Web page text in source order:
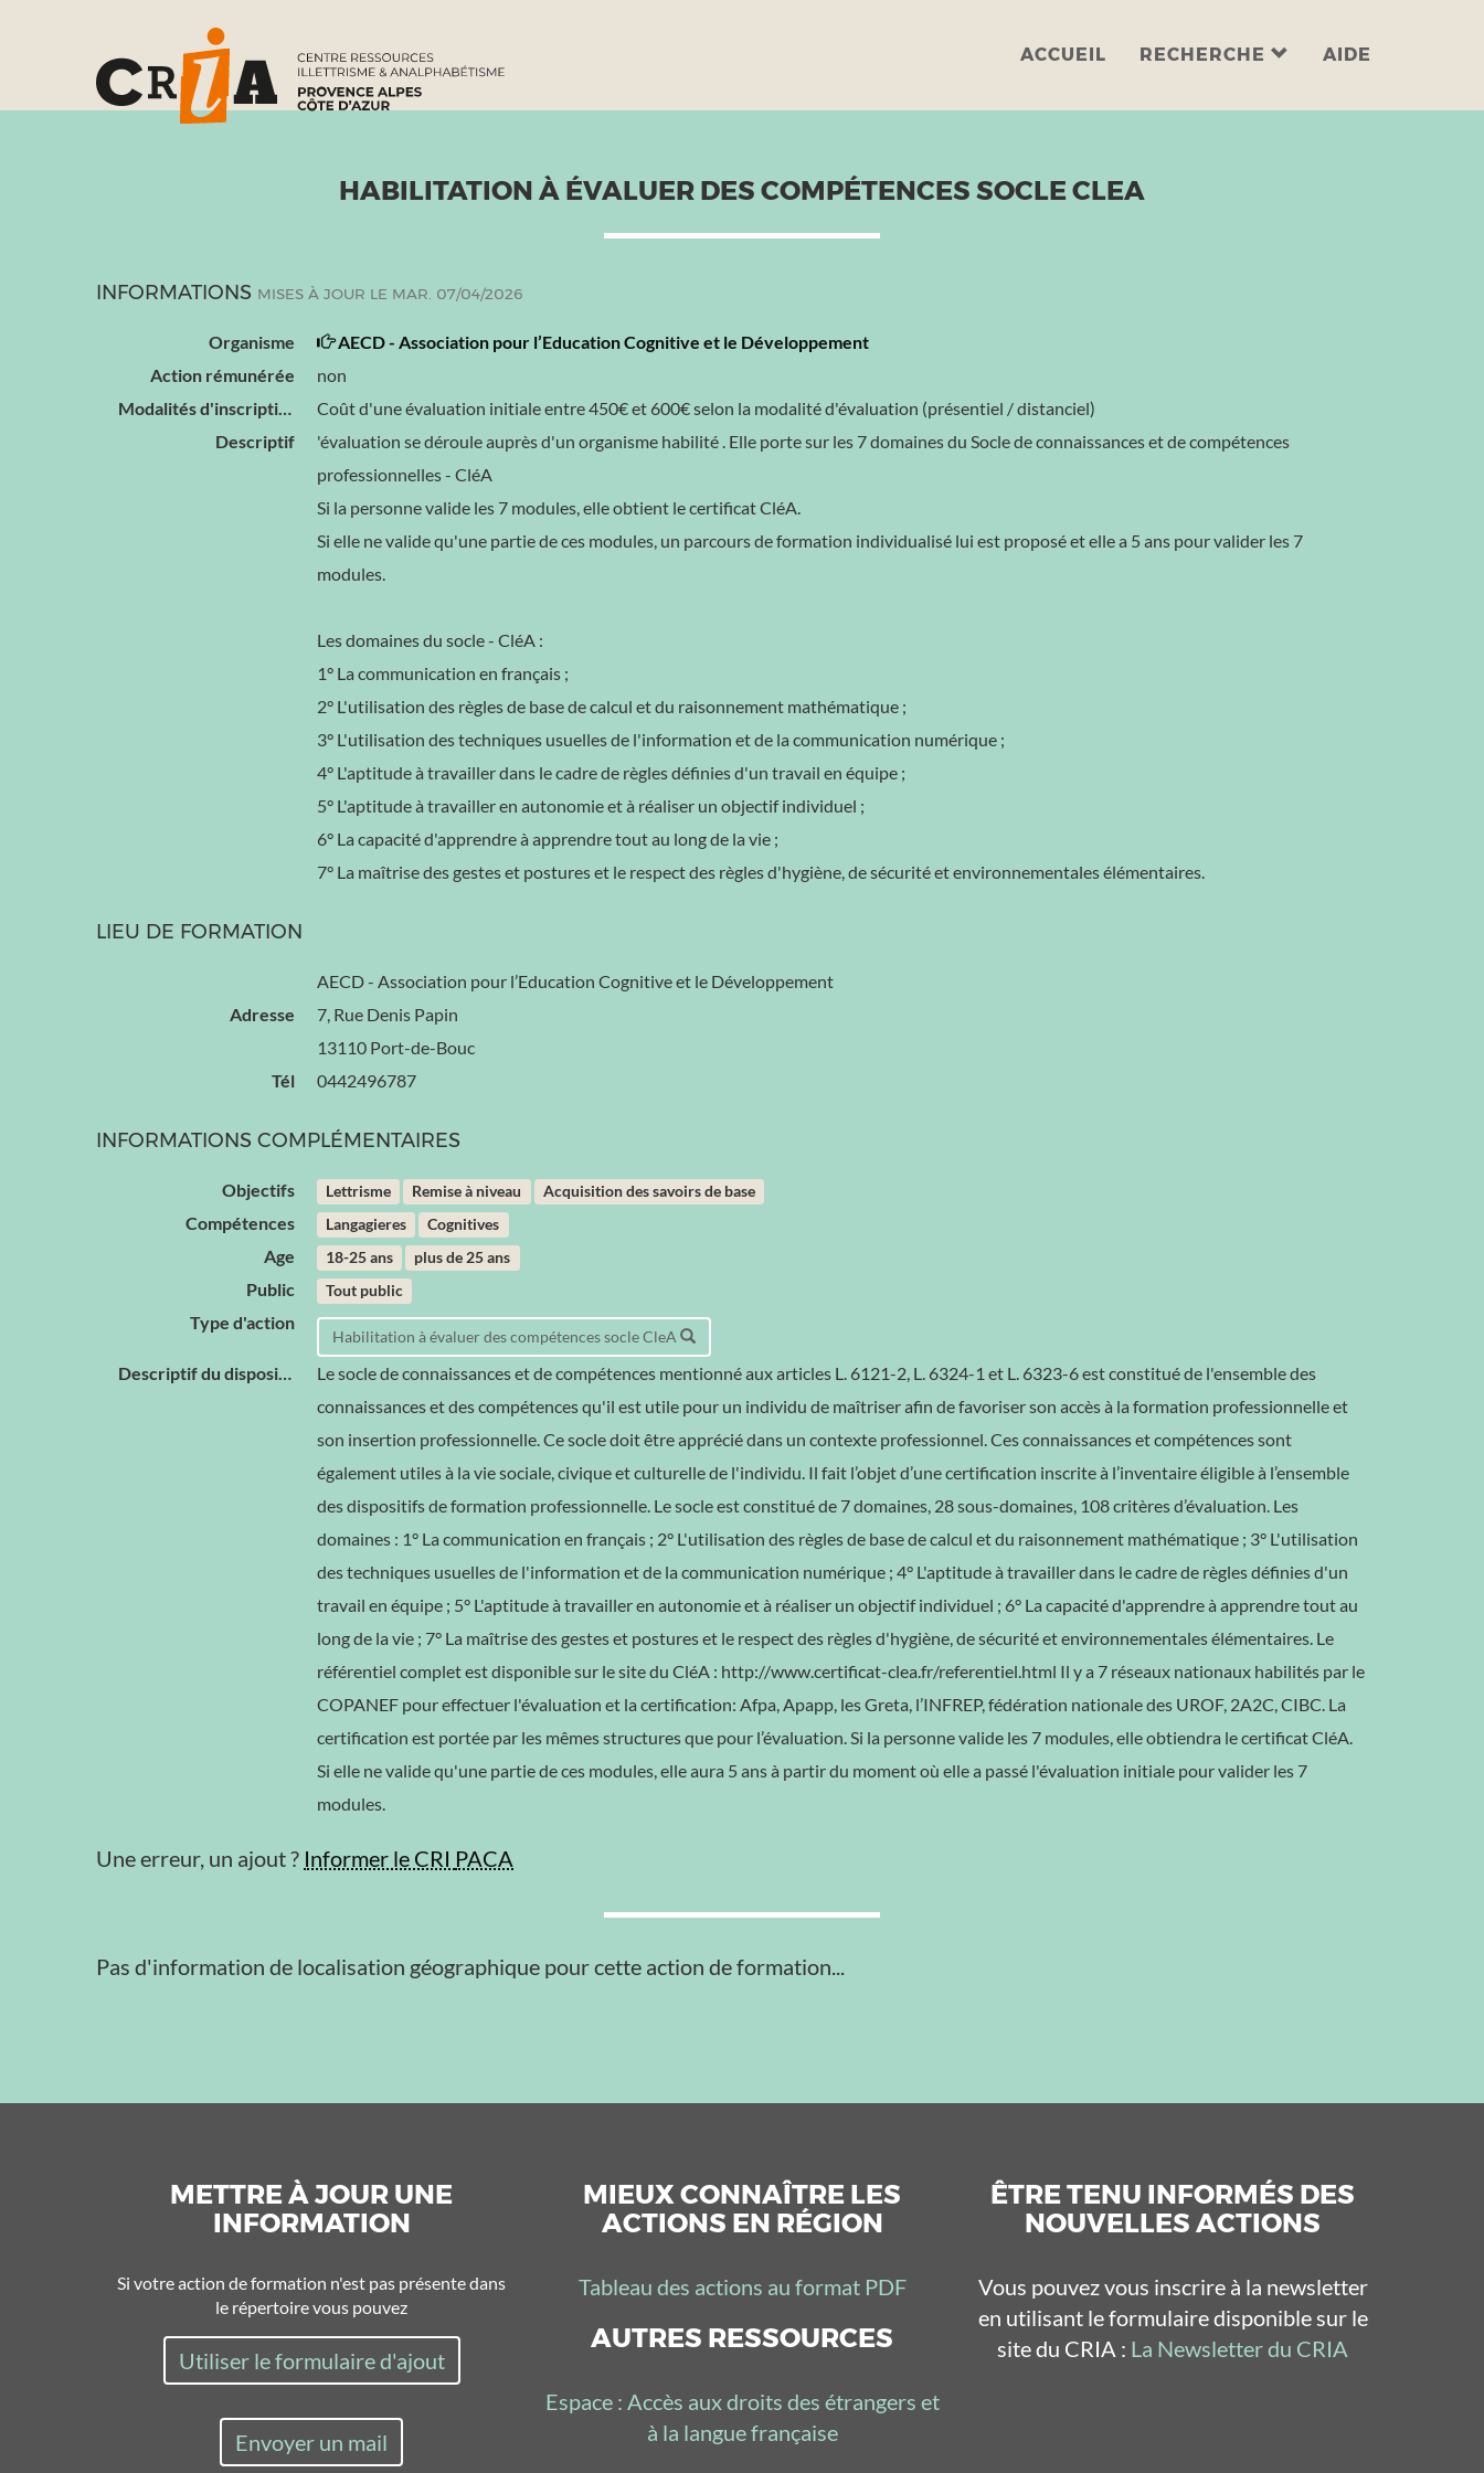
ACCUEIL RECHERCHE AIDE
HABILITATION À ÉVALUER DES COMPÉTENCES SOCLE CLEA
INFORMATIONS MISES À JOUR LE MAR. 07/04/2026
Organisme
AECD - Association pour l’Education Cognitive et le Développement
Action rémunérée
non
Modalités d'inscription
Coût d'une évaluation initiale entre 450€ et 600€ selon la modalité d'évaluation (présentiel / distanciel)
Descriptif
'évaluation se déroule auprès d'un organisme habilité . Elle porte sur les 7 domaines du Socle de connaissances et de compétences
professionnelles - CléA
Si la personne valide les 7 modules, elle obtient le certificat CléA.
Si elle ne valide qu'une partie de ces modules, un parcours de formation individualisé lui est proposé et elle a 5 ans pour valider les 7
modules.
Les domaines du socle - CléA :
1° La communication en français ;
2° L'utilisation des règles de base de calcul et du raisonnement mathématique ;
3° L'utilisation des techniques usuelles de l'information et de la communication numérique ;
4° L'aptitude à travailler dans le cadre de règles définies d'un travail en équipe ;
5° L'aptitude à travailler en autonomie et à réaliser un objectif individuel ;
6° La capacité d'apprendre à apprendre tout au long de la vie ;
7° La maîtrise des gestes et postures et le respect des règles d'hygiène, de sécurité et environnementales élémentaires.
LIEU DE FORMATION
AECD - Association pour l’Education Cognitive et le Développement
Adresse
7, Rue Denis Papin
13110 Port-de-Bouc
Tél
0442496787
INFORMATIONS COMPLÉMENTAIRES
Objectifs Lettrisme Remise à niveau Acquisition des savoirs de base
Compétences Langagieres Cognitives
Age 18-25 ans plus de 25 ans
Public Tout public
Type d'action
Habilitation à évaluer des compétences socle CleA
Descriptif du dispositif
Le socle de connaissances et de compétences mentionné aux articles L. 6121-2, L. 6324-1 et L. 6323-6 est constitué de l'ensemble des
connaissances et des compétences qu'il est utile pour un individu de maîtriser afin de favoriser son accès à la formation professionnelle et
son insertion professionnelle. Ce socle doit être apprécié dans un contexte professionnel. Ces connaissances et compétences sont
également utiles à la vie sociale, civique et culturelle de l'individu. Il fait l’objet d’une certification inscrite à l’inventaire éligible à l’ensemble
des dispositifs de formation professionnelle. Le socle est constitué de 7 domaines, 28 sous-domaines, 108 critères d’évaluation. Les
domaines : 1° La communication en français ; 2° L'utilisation des règles de base de calcul et du raisonnement mathématique ; 3° L'utilisation
des techniques usuelles de l'information et de la communication numérique ; 4° L'aptitude à travailler dans le cadre de règles définies d'un
travail en équipe ; 5° L'aptitude à travailler en autonomie et à réaliser un objectif individuel ; 6° La capacité d'apprendre à apprendre tout au
long de la vie ; 7° La maîtrise des gestes et postures et le respect des règles d'hygiène, de sécurité et environnementales élémentaires. Le
référentiel complet est disponible sur le site du CléA : http://www.certificat-clea.fr/referentiel.html Il y a 7 réseaux nationaux habilités par le
COPANEF pour effectuer l'évaluation et la certification: Afpa, Apapp, les Greta, l’INFREP, fédération nationale des UROF, 2A2C, CIBC. La
certification est portée par les mêmes structures que pour l’évaluation. Si la personne valide les 7 modules, elle obtiendra le certificat CléA.
Si elle ne valide qu'une partie de ces modules, elle aura 5 ans à partir du moment où elle a passé l'évaluation initiale pour valider les 7
modules.
Une erreur, un ajout ? Informer le CRI PACA
Pas d'information de localisation géographique pour cette action de formation...
METTRE À JOUR UNE
INFORMATION
Si votre action de formation n'est pas présente dans
le répertoire vous pouvez
Utiliser le formulaire d'ajout
Envoyer un mail
MIEUX CONNAÎTRE LES
ACTIONS EN RÉGION
Tableau des actions au format PDF
AUTRES RESSOURCES
Espace : Accès aux droits des étrangers et
à la langue française
ÊTRE TENU INFORMÉS DES
NOUVELLES ACTIONS
Vous pouvez vous inscrire à la newsletter
en utilisant le formulaire disponible sur le
site du CRIA : La Newsletter du CRIA